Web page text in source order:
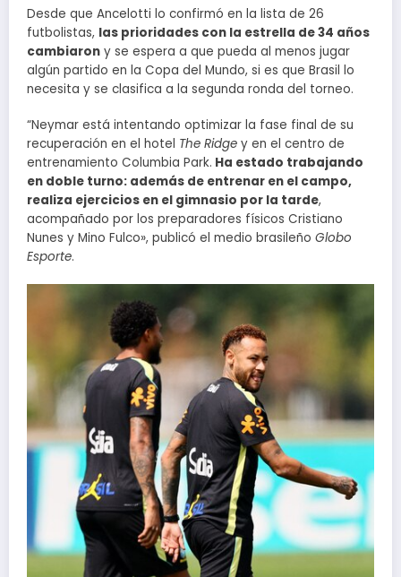
Desde que Ancelotti lo confirmó en la lista de 26
futbolistas, las prioridades con la estrella de 34 años
cambiaron y se espera a que pueda al menos jugar
algún partido en la Copa del Mundo, si es que Brasil lo
necesita y se clasifica a la segunda ronda del torneo.
“Neymar está intentando optimizar la fase final de su
recuperación en el hotel The Ridge y en el centro de
entrenamiento Columbia Park. Ha estado trabajando
en doble turno: además de entrenar en el campo,
realiza ejercicios en el gimnasio por la tarde,
acompañado por los preparadores físicos Cristiano
Nunes y Mino Fulco», publicó el medio brasileño Globo
Esporte.